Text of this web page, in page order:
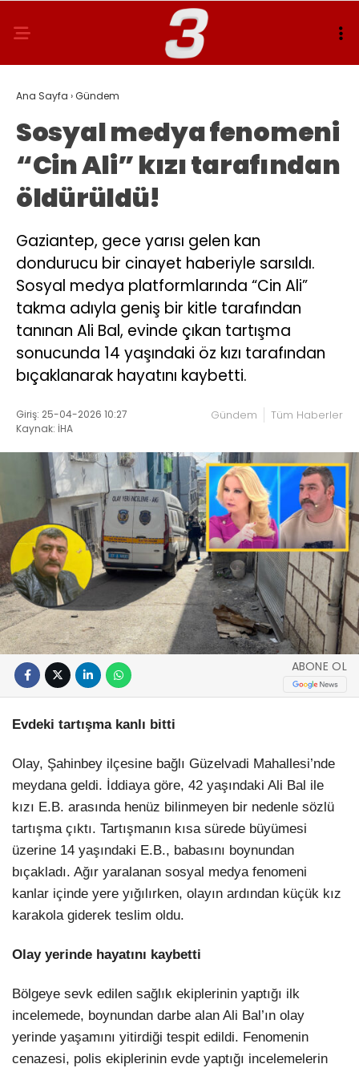
Ana Sayfa ›Gündem
Sosyal medya fenomeni
“Cin Ali” kızı tarafından
öldürüldü!
Gaziantep, gece yarısı gelen kan
dondurucu bir cinayet haberiyle sarsıldı.
Sosyal medya platformlarında “Cin Ali”
takma adıyla geniş bir kitle tarafından
tanınan Ali Bal, evinde çıkan tartışma
sonucunda 14 yaşındaki öz kızı tarafından
bıçaklanarak hayatını kaybetti.
Giriş: 25-04-2026 10:27
Kaynak: İHA
Gündem Tüm Haberler
ABONE OL
Evdeki tartışma kanlı bitti
Olay, Şahinbey ilçesine bağlı Güzelvadi Mahallesi’nde
meydana geldi. İddiaya göre, 42 yaşındaki Ali Bal ile
kızı E.B. arasında henüz bilinmeyen bir nedenle sözlü
tartışma çıktı. Tartışmanın kısa sürede büyümesi
üzerine 14 yaşındaki E.B., babasını boynundan
bıçakladı. Ağır yaralanan sosyal medya fenomeni
kanlar içinde yere yığılırken, olayın ardından küçük kız
karakola giderek teslim oldu.
Olay yerinde hayatını kaybetti
Bölgeye sevk edilen sağlık ekiplerinin yaptığı ilk
incelemede, boynundan darbe alan Ali Bal’ın olay
yerinde yaşamını yitirdiği tespit edildi. Fenomenin
cenazesi, polis ekiplerinin evde yaptığı incelemelerin